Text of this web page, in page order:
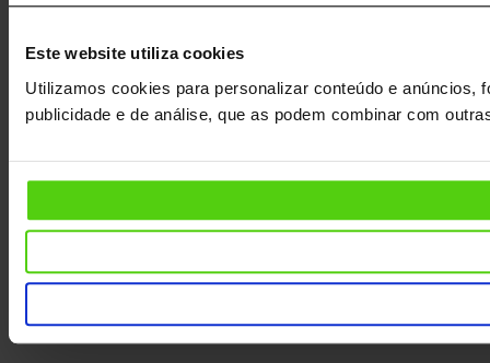
Este website utiliza cookies
Utilizamos cookies para personalizar conteúdo e
publicidade e de análise, que as podem combinar com